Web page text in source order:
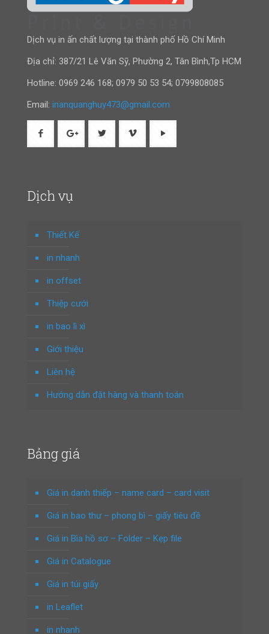
Dịch vụ in ấn chất lượng tại thành phố Hồ Chí Minh
Địa chỉ: 387/21 Lê Văn Sỹ, Phường 2, Tân Bình,Tp HCM
Hotline: 0969 246 168; 0979 50 53 54; 0799808085
Email: inanquanghuy473@gmail.com
Dịch vụ
Thiết Kế
in nhanh
in offset
Thiệp cưới
in bao lì xì
Giới thiệu
Liên hệ
Hướng dẫn đặt hàng và thanh toán
Bảng giá
Giá in danh thiếp – name card – card visit
Giá in bao thư – phong bì – giấy tiêu đề
Giá in Bìa hồ sơ – Folder – Kẹp file
Giá in Catalogue
Giá in túi giấy
in Leaflet
in nhanh